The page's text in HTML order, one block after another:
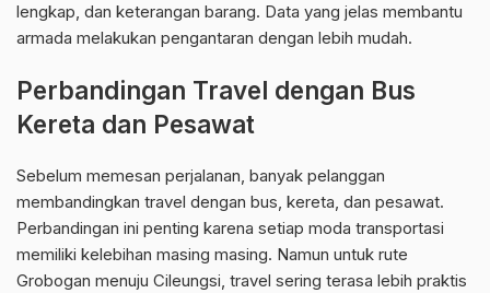
lengkap, dan keterangan barang. Data yang jelas membantu
armada melakukan pengantaran dengan lebih mudah.
Perbandingan Travel dengan Bus
Kereta dan Pesawat
Sebelum memesan perjalanan, banyak pelanggan
membandingkan travel dengan bus, kereta, dan pesawat.
Perbandingan ini penting karena setiap moda transportasi
memiliki kelebihan masing masing. Namun untuk rute
Grobogan menuju Cileungsi, travel sering terasa lebih praktis